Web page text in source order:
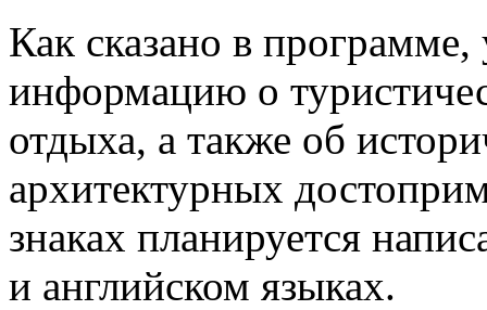
Как сказано в программе,
информацию о
отдыха, а также об
архитектурных
знаках планируется
и английском языках.